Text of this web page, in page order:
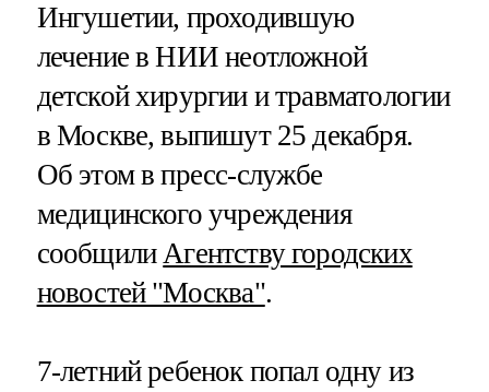
Ингушетии, проходившую
лечение в НИИ неотложной
детской хирургии и травматологии
в Москве, выпишут 25 декабря.
Об этом в пресс-службе
медицинского учреждения
сообщилиАгентству городских
новостей "Москва".
7-летний ребенок попал одну из